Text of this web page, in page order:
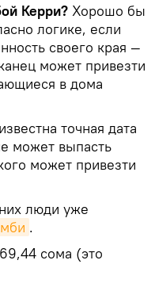
Керри? Хорошо бы
логике, если
своего края —
может привезти
в дома
точная дата
может выпасть
может привезти
люди уже
.
сома (это